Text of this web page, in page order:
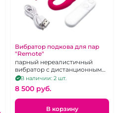
Вибратор подкова для пар
"Remote"
парный нереалистичный
вибратор с дистанционным
управлением, розовый,
силикон, перезаряжаемый
В наличии: 2 шт.
8 500 pуб.
В корзину